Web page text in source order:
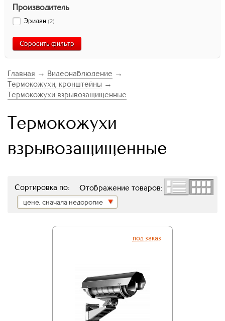
Производитель
Эридан (2)
Сбросить фильтр
Главная → Видеонаблюдение →
Термокожухи, кронштейны →
Термокожухи взрывозащищенные
Термокожухи
взрывозащищенные
Отображение товаров:
Сортировка по:
цене, сначала недорогие
под заказ